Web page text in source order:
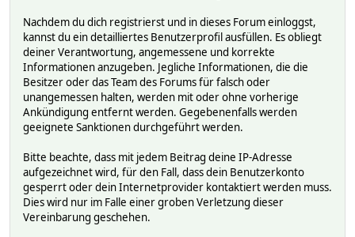
Nachdem du dich registrierst und in dieses Forum einloggst,
kannst du ein detailliertes Benutzerprofil ausfüllen. Es obliegt
deiner Verantwortung, angemessene und korrekte
Informationen anzugeben. Jegliche Informationen, die die
Besitzer oder das Team des Forums für falsch oder
unangemessen halten, werden mit oder ohne vorherige
Ankündigung entfernt werden. Gegebenenfalls werden
geeignete Sanktionen durchgeführt werden.
Bitte beachte, dass mit jedem Beitrag deine IP-Adresse
aufgezeichnet wird, für den Fall, dass dein Benutzerkonto
gesperrt oder dein Internetprovider kontaktiert werden muss.
Dies wird nur im Falle einer groben Verletzung dieser
Vereinbarung geschehen.